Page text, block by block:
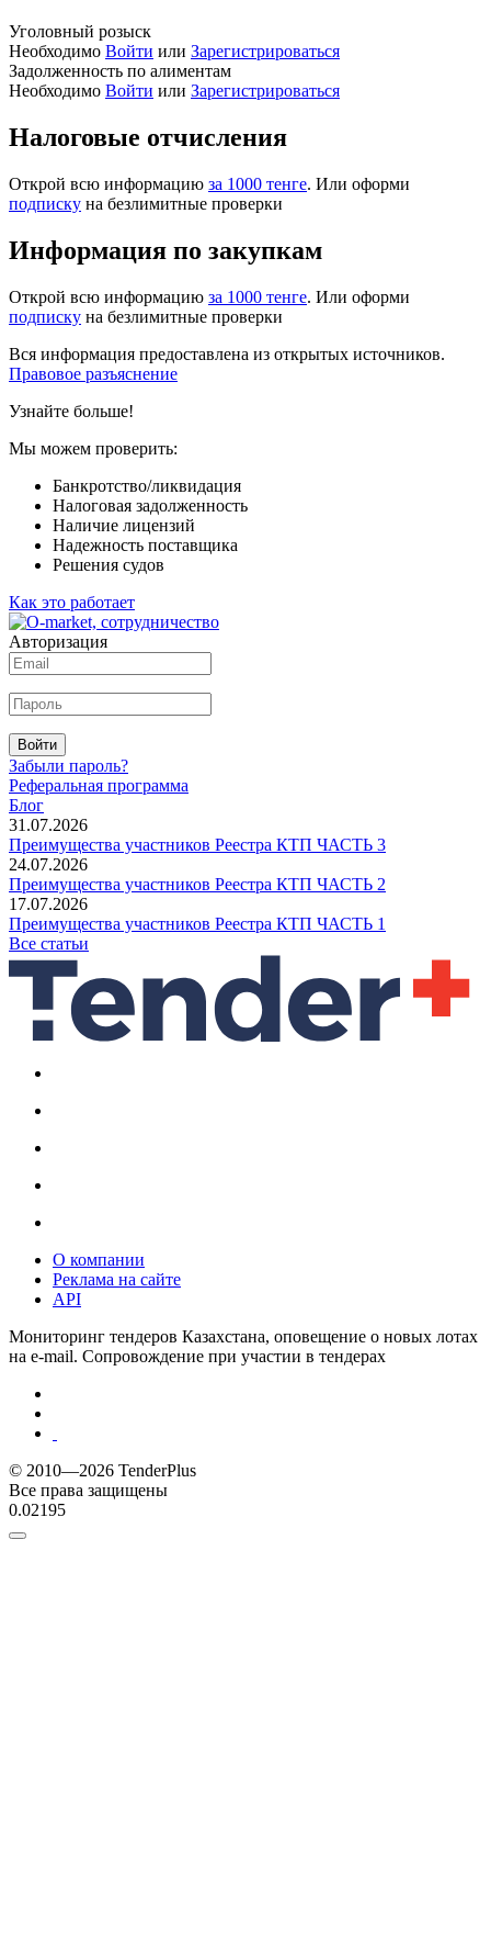
Уголовный розыск
Необходимо Войти или Зарегистрироваться
Задолженность по алиментам
Необходимо Войти или Зарегистрироваться
Налоговые отчисления
Открой всю информацию за 1000 тенге. Или оформи
подписку на безлимитные проверки
Информация по закупкам
Открой всю информацию за 1000 тенге. Или оформи
подписку на безлимитные проверки
Вся информация предоставлена из открытых источников.
Правовое разъяснение
Узнайте больше!
Мы можем проверить:
Банкротство/ликвидация
Налоговая задолженность
Наличие лицензий
Надежность поставщика
Решения судов
Как это работает
Авторизация
Войти
Забыли пароль?
Реферальная программа
Блог
31.07.2026
Преимущества участников Реестра КТП ЧАСТЬ 3
24.07.2026
Преимущества участников Реестра КТП ЧАСТЬ 2
17.07.2026
Преимущества участников Реестра КТП ЧАСТЬ 1
Все статьи
О компании
Реклама на сайте
API
Мониторинг тендеров Казахстана, оповещение о новых лотах
на e-mail. Сопровождение при участии в тендерах
© 2010—2026 TenderPlus
Все права защищены
0.02195